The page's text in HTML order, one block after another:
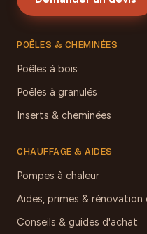
POÊLES & CHEMINÉES
Poêles à bois
Poêles à granulés
Inserts & cheminées
CHAUFFAGE & AIDES
Pompes à chaleur
Aides, primes & rénovation
Conseils & guides d'achat